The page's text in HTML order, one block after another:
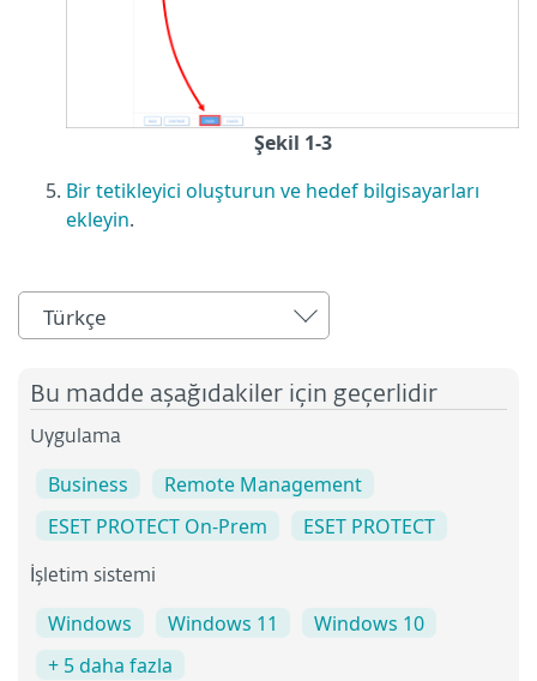
Şekil 1-3
Bir tetikleyici oluşturun ve hedef bilgisayarları
ekleyin.
Türkçe
Bu madde aşağıdakiler için geçerlidir
Uygulama
Business
Remote Management
ESET PROTECT On-Prem
ESET PROTECT
İşletim sistemi
Windows Windows 11
Windows 10
+ 5 daha fazla